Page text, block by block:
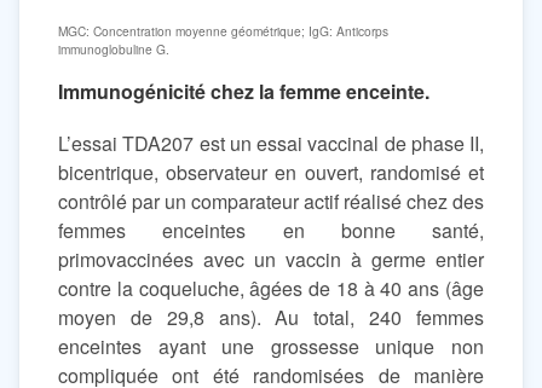
MGC: Concentration moyenne géométrique; IgG: Anticorps
immunoglobuline G.
Immunogénicité chez la femme enceinte.
L’essai TDA207 est un essai vaccinal de phase II,
bicentrique, observateur en ouvert, randomisé et
contrôlé par un comparateur actif réalisé chez des
femmes enceintes en bonne santé,
primovaccinées avec un vaccin à germe entier
contre la coqueluche, âgées de 18 à 40 ans (âge
moyen de 29,8 ans). Au total, 240 femmes
enceintes ayant une grossesse unique non
compliquée ont été randomisées de manière